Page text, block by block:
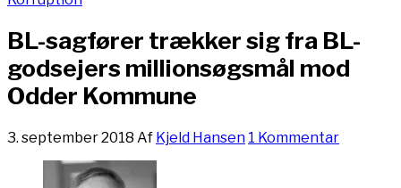
BL-sagfører trækker sig fra BL-
godsejers millionsøgsmål mod
Odder Kommune
3. september 2018 Af Kjeld Hansen 1 Kommentar